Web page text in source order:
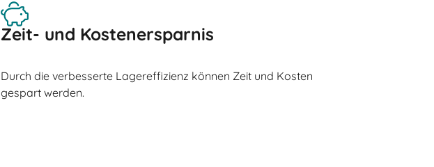
Zeit- und Kostenersparnis
Durch die verbesserte Lagereffizienz können Zeit und Kosten
gespart werden.